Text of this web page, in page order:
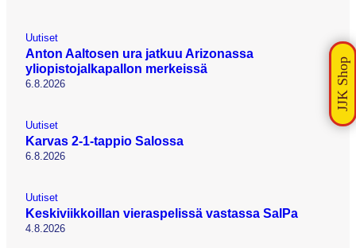
Uutiset
Anton Aaltosen ura jatkuu Arizonassa
yliopistojalkapallon merkeissä
6.8.2026
Uutiset
Karvas 2-1-tappio Salossa
6.8.2026
Uutiset
Keskiviikkoillan vieraspelissä vastassa SalPa
4.8.2026